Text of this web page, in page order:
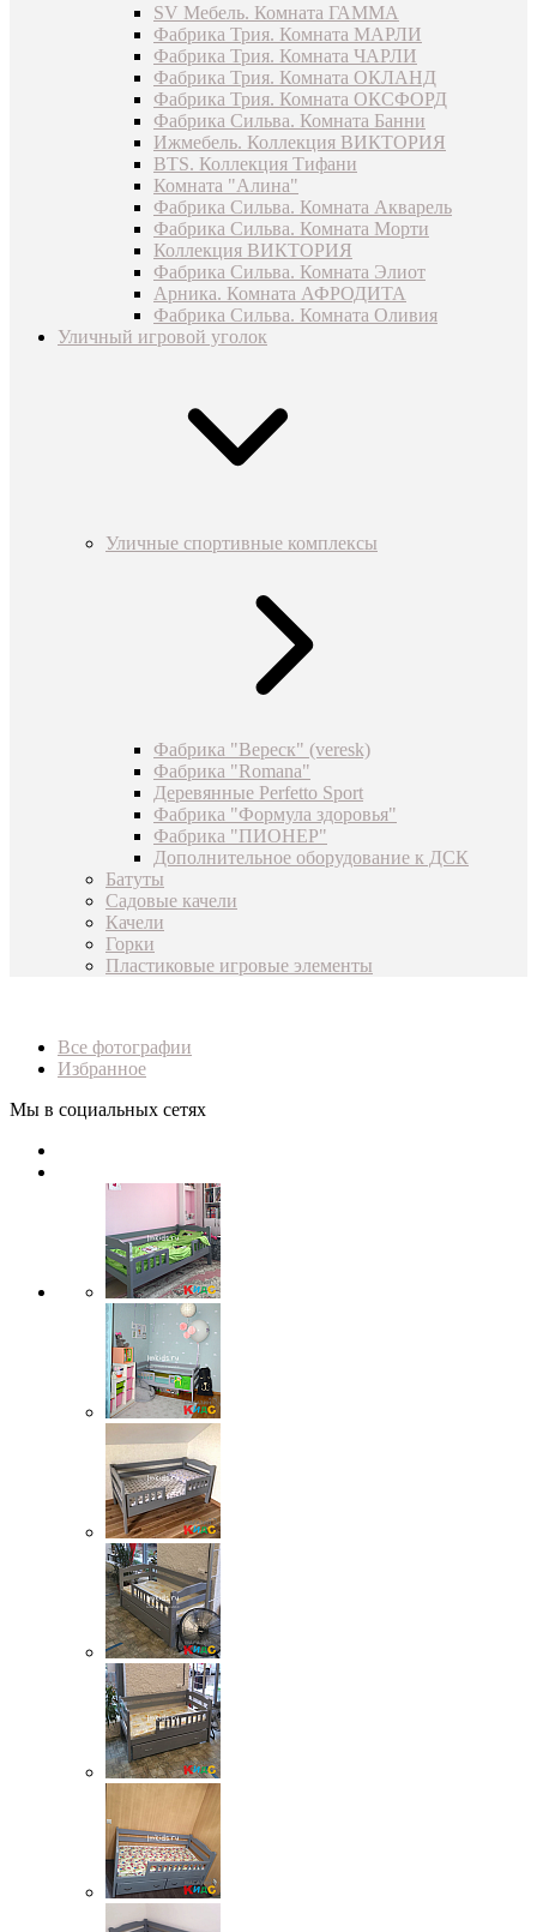
SV Мебель. Комната ГАММА
Фабрика Трия. Комната МАРЛИ
Фабрика Трия. Комната ЧАРЛИ
Фабрика Трия. Комната ОКЛАНД
Фабрика Трия. Комната ОКСФОРД
Фабрика Сильва. Комната Банни
Ижмебель. Коллекция ВИКТОРИЯ
BTS. Коллекция Тифани
Комната "Алина"
Фабрика Сильва. Комната Акварель
Фабрика Сильва. Комната Морти
Коллекция ВИКТОРИЯ
Фабрика Сильва. Комната Элиот
Арника. Комната АФРОДИТА
Фабрика Сильва. Комната Оливия
Уличный игровой уголок
Уличные спортивные комплексы
Фабрика "Вереск" (veresk)
Фабрика "Romana"
Деревянные Perfetto Sport
Фабрика "Формула здоровья"
Фабрика "ПИОНЕР"
Дополнительное оборудование к ДСК
Батуты
Садовые качели
Качели
Горки
Пластиковые игровые элементы
Все фотографии
Избранное
Мы в социальных сетях